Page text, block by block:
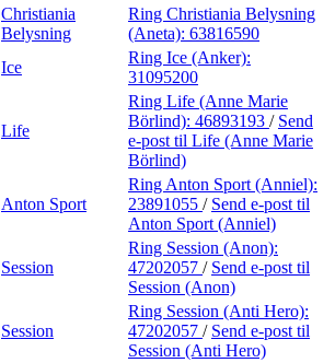
Christiania
Belysning
Ring Christiania Belysning
(Aneta): 63816590
Ice
Ring Ice (Anker):
31095200
Life
Ring Life (Anne Marie
Börlind): 46893193 / Send
e-post til Life (Anne Marie
Börlind)
Anton Sport
Ring Anton Sport (Anniel):
23891055 / Send e-post til
Anton Sport (Anniel)
Session
Ring Session (Anon):
47202057 / Send e-post til
Session (Anon)
Session
Ring Session (Anti Hero):
47202057 / Send e-post til
Session (Anti Hero)